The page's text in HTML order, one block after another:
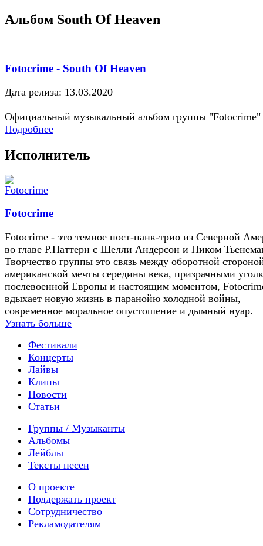
Альбом South Of Heaven
Fotocrime - South Of Heaven
Дата релиза: 13.03.2020
Официальный музыкальный альбом группы "Fotocrime"
Подробнее
Исполнитель
Fotocrime
Fotocrime - это темное пост-панк-трио из Северной
во главе Р.Паттерн с Шелли Андерсон и Ником
Творчество группы это связь между оборотной
американской мечты середины века, призрачными
послевоенной Европы и настоящим моментом,
вдыхает новую жизнь в паранойю холодной войны,
современное моральное опустошение и дымный нуар.
Узнать больше
Фестивали
Концерты
Лайвы
Клипы
Новости
Статьи
Группы / Музыканты
Альбомы
Лейблы
Тексты песен
О проекте
Поддержать проект
Сотрудничество
Рекламодателям